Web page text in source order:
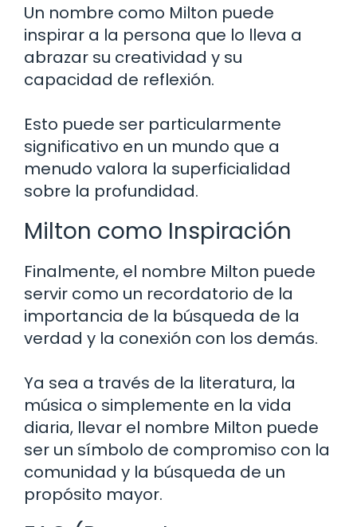
Un nombre como Milton puede
inspirar a la persona que lo lleva a
abrazar su creatividad y su
capacidad de reflexión.
Esto puede ser particularmente
significativo en un mundo que a
menudo valora la superficialidad
sobre la profundidad.
Milton como Inspiración
Finalmente, el nombre Milton puede
servir como un recordatorio de la
importancia de la búsqueda de la
verdad y la conexión con los demás.
Ya sea a través de la literatura, la
música o simplemente en la vida
diaria, llevar el nombre Milton puede
ser un símbolo de compromiso con la
comunidad y la búsqueda de un
propósito mayor.